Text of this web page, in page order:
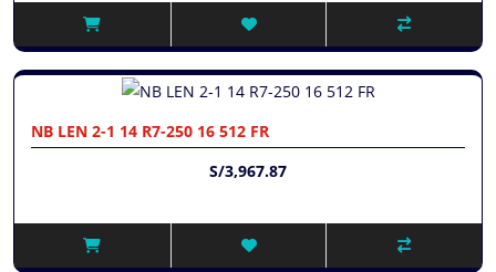
NB LEN 2-1 14 R7-250 16 512 FR
S/3,967.87